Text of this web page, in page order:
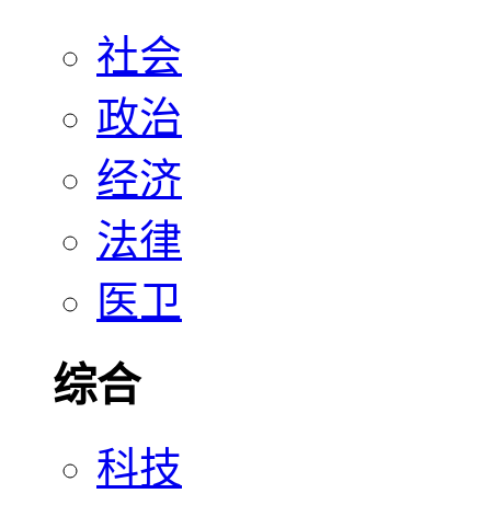
社会
政治
经济
法律
医卫
综合
科技